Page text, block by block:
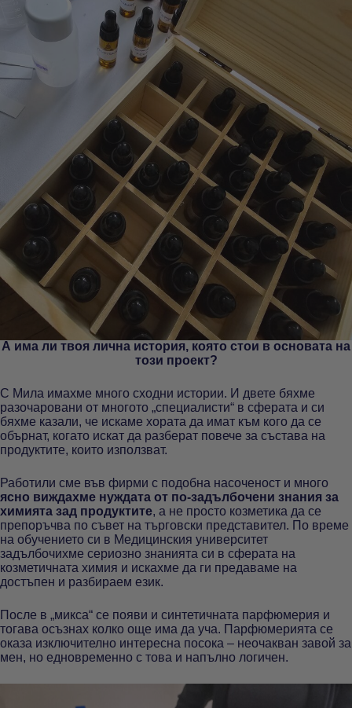
А има ли твоя лична история, която стои в основата на
този проект?
С Мила имахме много сходни истории. И двете бяхме
разочаровани от многото „специалисти“ в сферата и си
бяхме казали, че искаме хората да имат към кого да се
обърнат, когато искат да разберат повече за състава на
продуктите, които използват.
Работили сме във фирми с подобна насоченост и много
ясно виждахме нуждата от по-задълбочени знания за
химията зад продуктите, а не просто козметика да се
препоръчва по съвет на търговски представител. По време
на обучението си в Медицинския университет
задълбочихме сериозно знанията си в сферата на
козметичната химия и искахме да ги предаваме на
достъпен и разбираем език.
После в „микса“ се появи и синтетичната парфюмерия и
тогава осъзнах колко още има да уча. Парфюмерията се
оказа изключително интересна посока – неочакван завой за
мен, но едновременно с това и напълно логичен.